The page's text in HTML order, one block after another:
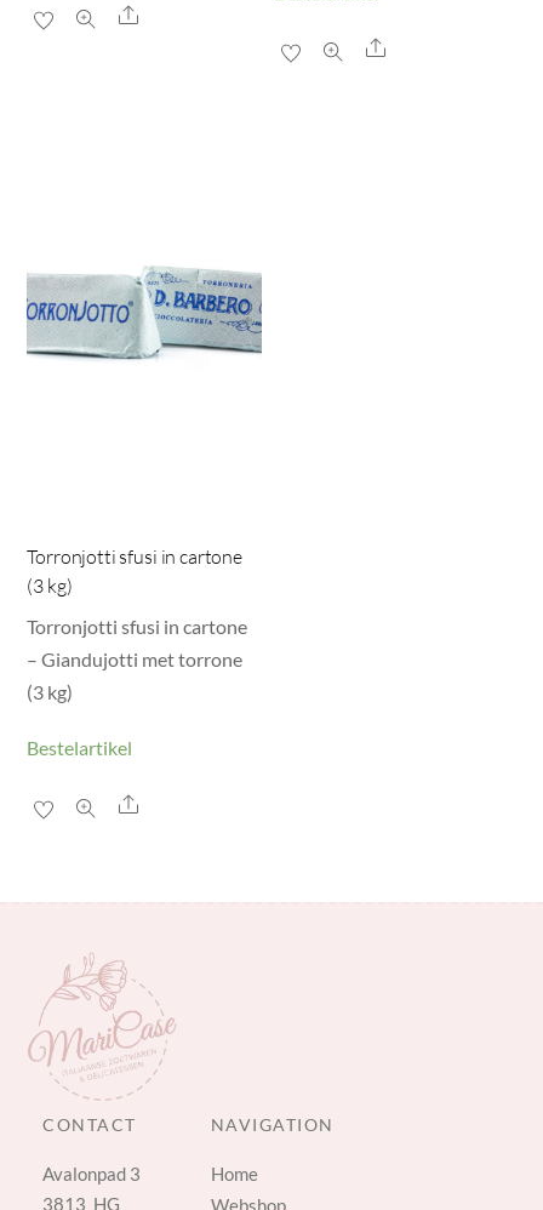
Share
Share
Torronjotti sfusi in cartone
(3 kg)
Torronjotti sfusi in cartone
– Giandujotti met torrone
(3 kg)
Bestelartikel
Share
CONTACT
Avalonpad 3
3813 HG
NAVIGATION
Home